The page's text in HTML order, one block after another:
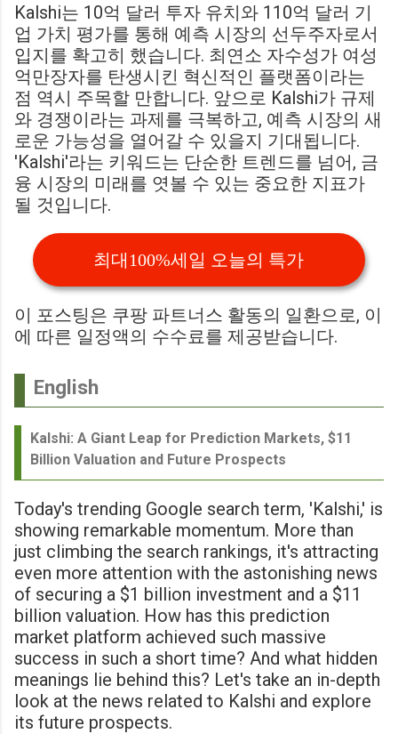
Kalshi는 10억 달러 투자 유치와 110억 달러 기
업 가치 평가를 통해 예측 시장의 선두주자로서
입지를 확고히 했습니다. 최연소 자수성가 여성
억만장자를 탄생시킨 혁신적인 플랫폼이라는
점 역시 주목할 만합니다. 앞으로 Kalshi가 규제
와 경쟁이라는 과제를 극복하고, 예측 시장의 새
로운 가능성을 열어갈 수 있을지 기대됩니다.
'Kalshi'라는 키워드는 단순한 트렌드를 넘어, 금
융 시장의 미래를 엿볼 수 있는 중요한 지표가
될 것입니다.
최대100%세일 오늘의 특가
이 포스팅은 쿠팡 파트너스 활동의 일환으로, 이
에 따른 일정액의 수수료를 제공받습니다.
English
Kalshi: A Giant Leap for Prediction Markets, $11
Billion Valuation and Future Prospects
Today's trending Google search term, 'Kalshi,' is
showing remarkable momentum. More than
just climbing the search rankings, it's attracting
even more attention with the astonishing news
of securing a $1 billion investment and a $11
billion valuation. How has this prediction
market platform achieved such massive
success in such a short time? And what hidden
meanings lie behind this? Let's take an in-depth
look at the news related to Kalshi and explore
its future prospects.